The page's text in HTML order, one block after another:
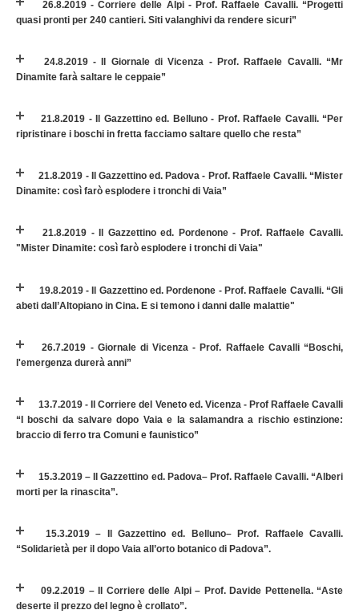
26.8.2019 - Corriere delle Alpi - Prof. Raffaele Cavalli. “Progetti
quasi pronti per 240 cantieri. Siti valanghivi da rendere sicuri”
24.8.2019 - Il Giornale di Vicenza - Prof. Raffaele Cavalli. “Mr
Dinamite farà saltare le ceppaie”
21.8.2019 - Il Gazzettino ed. Belluno - Prof. Raffaele Cavalli. “Per
ripristinare i boschi in fretta facciamo saltare quello che resta”
21.8.2019 - Il Gazzettino ed. Padova - Prof. Raffaele Cavalli. “Mister
Dinamite: così farò esplodere i tronchi di Vaia”
21.8.2019 - Il Gazzettino ed. Pordenone - Prof. Raffaele Cavalli.
"Mister Dinamite: così farò esplodere i tronchi di Vaia"
19.8.2019 - Il Gazzettino ed. Pordenone - Prof. Raffaele Cavalli. “Gli
abeti dall’Altopiano in Cina. E si temono i danni dalle malattie"
26.7.2019 - Giornale di Vicenza - Prof. Raffaele Cavalli “Boschi,
l'emergenza durerà anni”
13.7.2019 - Il Corriere del Veneto ed. Vicenza - Prof Raffaele Cavalli
“I boschi da salvare dopo Vaia e la salamandra a rischio estinzione:
braccio di ferro tra Comuni e faunistico”
15.3.2019 – Il Gazzettino ed. Padova– Prof. Raffaele Cavalli. “Alberi
morti per la rinascita”.
15.3.2019 – Il Gazzettino ed. Belluno– Prof. Raffaele Cavalli.
“Solidarietà per il dopo Vaia all’orto botanico di Padova”.
09.2.2019 – Il Corriere delle Alpi – Prof. Davide Pettenella. “Aste
deserte il prezzo del legno è crollato”.